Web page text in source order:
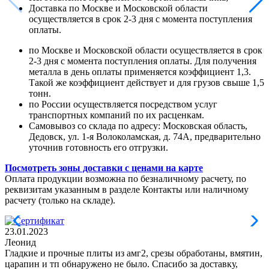
Доставка по Москве и Московской области
осуществляется в срок 2-3 дня с момента поступления
оплаты.
по Москве и Московской области осуществляется в срок
2-3 дня с момента поступления оплаты. Для получения
металла в день оплаты применяется коэффициент 1,3.
Такой же коэффициент действует и для грузов свыше 1,5
тонн.
по России осуществляется посредством услуг
транспортных компаний по их расценкам.
Самовывоз со склада по адресу: Московская область,
Дедовск, ул. 1-я Волоколамская, д. 74А, предварительно
уточнив готовность его отгрузки.
Посмотреть зоны доставки с ценами на карте
Оплата продукции возможна по безналичному расчету, по
реквизитам указанным в разделе Контакты или наличному
расчету (только на складе).
23.01.2023
Леонид
Гладкие и прочные плиты из амг2, срезы обработаны, вмятин,
царапин и тп обнаружено не было. Спасибо за доставку,